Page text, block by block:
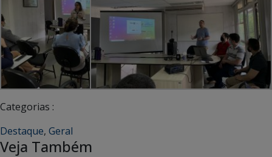
Categorias :
Destaque, Geral
Veja Também